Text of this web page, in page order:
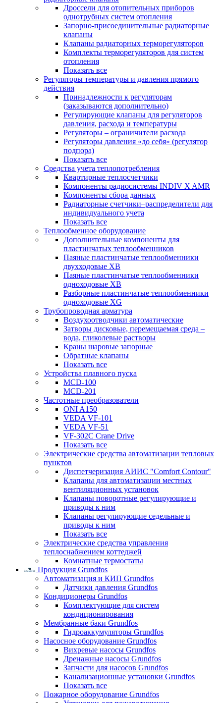
Дроссели для отопительных приборов
однотрубных систем отопления
Запорно-присоединительные радиаторные
клапаны
Клапаны радиаторных терморегуляторов
Комплекты терморегуляторов для систем
отопления
Показать все
Регуляторы температуры и давления прямого
действия
Принадлежности к регуляторам
(заказываются дополнительно)
Регулирующие клапаны для регуляторов
давления, расхода и температуры
Регуляторы – ограничители расхода
Регуляторы давления «до себя» (регулятор
подпора)
Показать все
Средства учета теплопотребления
Квартирные теплосчетчики
Компоненты радиосистемы INDIV X AMR
Компоненты сбора данных
Радиаторные счетчики–распределители для
индивидуального учета
Показать все
Теплообменное оборудование
Дополнительные компоненты для
пластинчатых теплообменников
Паяные пластинчатые теплообменники
двухходовые XB
Паяные пластинчатые теплообменники
одноходовые ХВ
Разборные пластинчатые теплообменники
одноходовые ХG
Трубопроводная арматура
Воздухоотводчики автоматические
Затворы дисковые, перемещаемая среда –
вода, гликолевые растворы
Краны шаровые запорные
Обратные клапаны
Показать все
Устройства плавного пуска
MCD-100
MCD-201
Частотные преобразователи
ONI A150
VEDA VF-101
VEDA VF-51
VF-302C Crane Drive
Показать все
Электрические средства автоматизации тепловых
пунктов
Диспетчеризация АИИС "Comfort Contour"
Клапаны для автоматизации местных
вентиляционных установок
Клапаны поворотные регулирующие и
приводы к ним
Клапаны регулирующие седельные и
приводы к ним
Показать все
Электрические средства управления
теплоснабжением коттеджей
Комнатные термостаты
Продукция Grundfos
Автоматизация и КИП Grundfos
Датчики давления Grundfos
Кондиционеры Grundfos
Комплектующие для систем
кондиционирования
Мембранные баки Grundfos
Гидроаккумуляторы Grundfos
Насосное оборудование Grundfos
Вихревые насосы Grundfos
Дренажные насосы Grundfos
Запчасти для насосов Grundfos
Канализационные установки Grundfos
Показать все
Пожарное оборудование Grundfos